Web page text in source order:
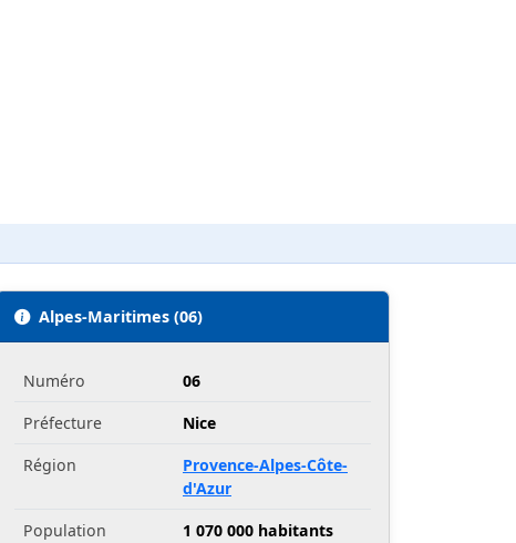
Alpes-Maritimes (06)
Numéro
06
Préfecture
Nice
Région
Provence-Alpes-Côte-
d'Azur
Population
1 070 000 habitants